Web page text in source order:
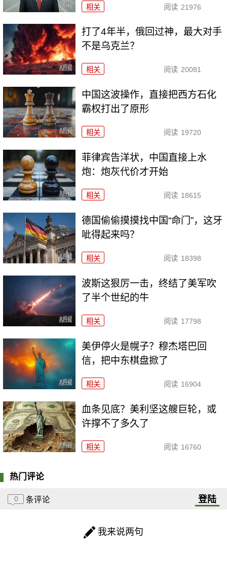
相关 阅读 21976
打了4年半，俄回过神，最大对手
不是乌克兰？
相关 阅读 20081
中国这波操作，直接把西方石化
霸权打出了原形
相关 阅读 19720
菲律宾告洋状，中国直接上水
炮：炮灰代价才开始
相关 阅读 18615
德国偷偷摸摸找中国“命门”，这牙
呲得起来吗？
相关 阅读 18398
波斯这狠厉一击，终结了美军吹
了半个世纪的牛
相关 阅读 17798
美伊停火是幌子？穆杰塔巴回
信，把中东棋盘掀了
相关 阅读 16904
血条见底？美利坚这艘巨轮，或
许撑不了多久了
相关 阅读 16760
热门评论
0 条评论 登陆
我来说两句